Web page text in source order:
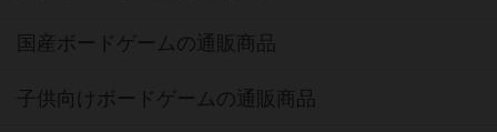
国産ボードゲームの通販商品
子供向けボードゲームの通販商品